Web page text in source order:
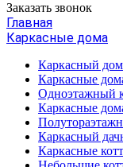
Заказать звонок
Главная
Каркасные дома
Каркасный
Каркасные
Одноэтажный
Каркасные
Каркасный
Каркасные